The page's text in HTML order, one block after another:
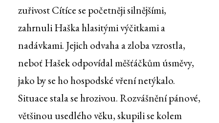
zuřivost Cítíce se početněji silnějšími,
zahrnuli Haška hlasitými výčitkami a
nadávkami. Jejich odvaha a zloba vzrostla,
neboť Hašek odpovídal měšťáčkům úsměvy,
jako by se ho hospodské vření netýkalo.
Situace stala se hrozivou. Rozvášnění pánové,
většinou usedlého věku, skupili se kolem